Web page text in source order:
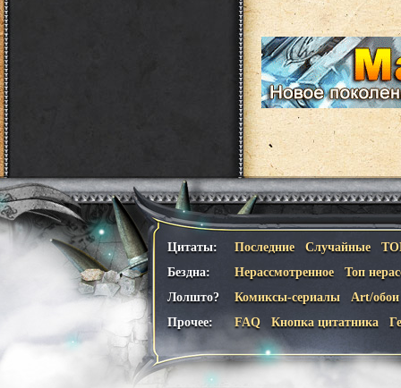
Цитаты: Последние Случайные
Бездна:
Нерассмотренное
Топ
Лолшто?
Комиксы-сериалы
Art/обои
Прочее:
FAQ Кнопка цитатника